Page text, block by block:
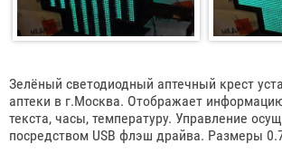
Зелёный светодиодный аптечный крест
аптеки в г.Москва. Отображает
текста, часы, температуру. Управление
посредством USB флэш драйва. Размеры